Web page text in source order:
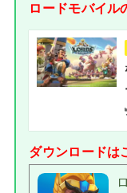
ロードモバイル
ダウンロードは